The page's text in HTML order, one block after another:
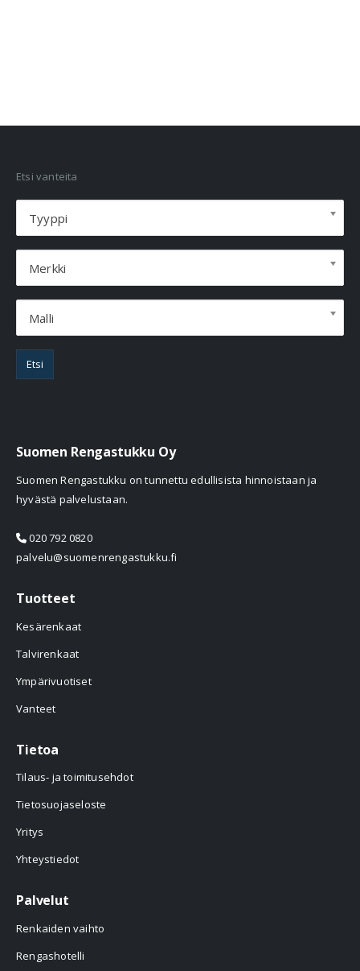
Etsi vanteita
Tyyppi
Merkki
Malli
Etsi
Suomen Rengastukku Oy
Suomen Rengastukku on tunnettu edullisista hinnoistaan ja
hyvästä palvelustaan.
020 792 0820
palvelu@suomenrengastukku.fi
Tuotteet
Kesärenkaat
Talvirenkaat
Ympärivuotiset
Vanteet
Tietoa
Tilaus- ja toimitusehdot
Tietosuojaseloste
Yritys
Yhteystiedot
Palvelut
Renkaiden vaihto
Rengashotelli